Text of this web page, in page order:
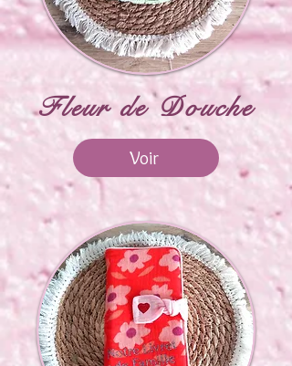
Fleur de Douche
Voir